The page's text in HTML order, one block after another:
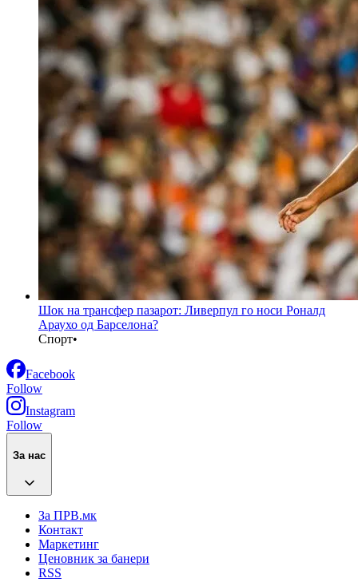
Шок на трансфер пазарот: Ливерпул го носи Роналд
Араухо од Барселона?
Спорт•
Facebook
Follow
Instagram
Follow
За нас
За ПРВ.мк
Контакт
Маркетинг
Ценовник за банери
RSS